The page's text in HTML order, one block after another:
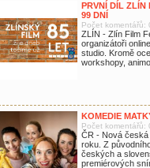
PRVNÍ DÍL ZLÍN
99 DNÍ
Počet komentářů:
ZLÍN - Zlín Film
organizátoři
studio. Kromě
workshopy,
KOMEDIE
Počet komentářů:
ČR - Nová česká
roku. Z
českých a
premiérových